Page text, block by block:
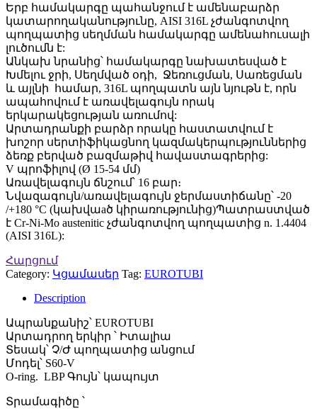
Երբ համակարգը պահանջում է ամենաբարձր
կատարողականությունը, AISI 316L չժանգոտվող
պողպատից սեղմման համակարգը ամենահուսալի
լուծումն է:
Անկախ նրանից՝ համակարգը նախատեսված է
Խմելու ջրի, Սեղմված օդի, Ջեռուցման, Սառեցման
և այլնի համար, 316L պողպատն այն նյութն է, որն
ապահովում է առավելագույն որակ
երկարակեցության առումով:
Արտադրանքի բարձր որակը հաստատվում է
խոշոր սերտիֆիկացնող կազմակերպություններից
ձեռք բերված բազմաթիվ հավաստագրերից:
V պրոֆիլով (Ø 15-54 մմ)
Առավելագույն ճնշում՝ 16 բար։
Նվազագույն/առավելագույն ջերմաստիճանը՝ -20
/+180 °C (կախվաaծ կիրառությունից)Պատրաստված
է Cr-Ni-Mo austenitic չժանգոտվող պողպատից n. 1.4404
(AISI 316L):
Հարցում
Category: Կցամասեր Tag: EUROTUBI
Description
Ապրանքանիշ՝ EUROTUBI
Արտադրող երկիր ՝ Իտալիա
Տեսակ՝ Չ/Ժ պողպատից անցում
Մոդել՝ S60-V
O-ring. LBP Գույն՝ կապույտ
Տրամագիծը ՝